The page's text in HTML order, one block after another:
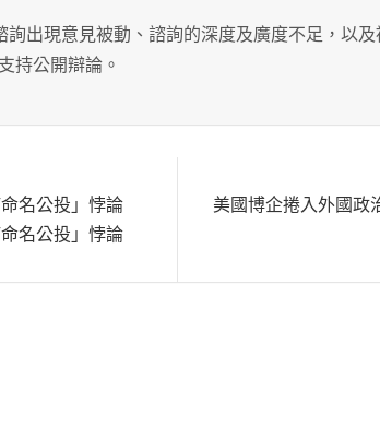
出現意見被動、諮詢的深度及廣度不足，以及
持公開辯論。
名公投」悖論
名公投」悖論
美國博企捲入外國政